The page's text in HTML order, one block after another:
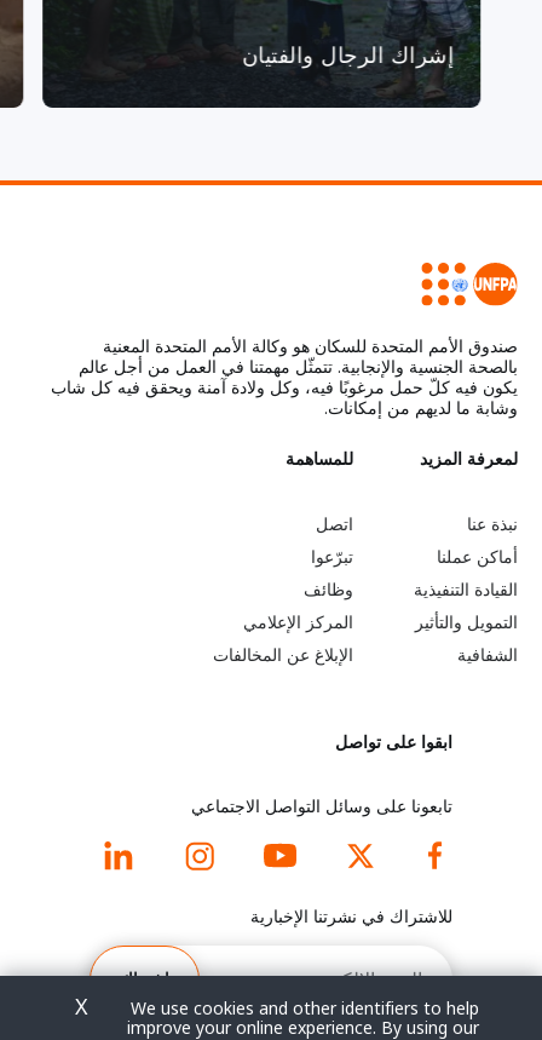
إشراك الرجال والفتيان
صندوق الأمم المتحدة للسكان هو وكالة الأمم المتحدة المعنية
بالصحة الجنسية والإنجابية. تتمثّل مهمتنا في العمل من أجل عالم
يكون فيه كلّ حمل مرغوبًا فيه، وكل ولادة آمنة ويحقق فيه كل شاب
وشابة ما لديهم من إمكانات.
L
e
a
r
n
o
لمعرفة المزيد
نبذة عنا
أماكن عملنا
القيادة التنفيذية
التمويل والتأثير
الشفافية
G
o
b
e
y
n
d
f
o
o
t
للمساهمة
اتصل
تبرّعوا
وظائف
المركز الإعلامي
الإبلاغ عن المخالفات
ابقوا على تواصل
تابعونا على وسائل التواصل الاجتماعي
للاشتراك في نشرتنا الإخبارية
البريد
الإلكتروني
اشتراك
We use cookies and other identifiers to help
improve your online experience. By using our
X